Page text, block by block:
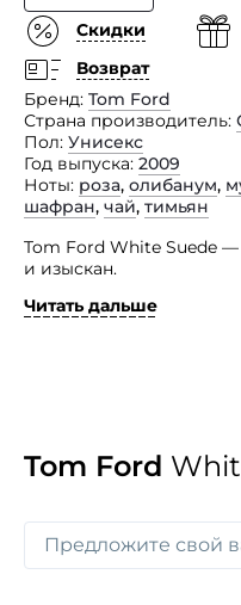
Скидки
Возврат
Бренд Tom Ford
Страна производитель
Пол Унисекс
Год выпуска 2009
Ноты роза, олибанум,
шафран, чай, тимьян
Tom Ford White Suede
и изыскан.
Он покоряет своей
болгарской розы,
и ландыша.
Читать дальше
Tom Ford